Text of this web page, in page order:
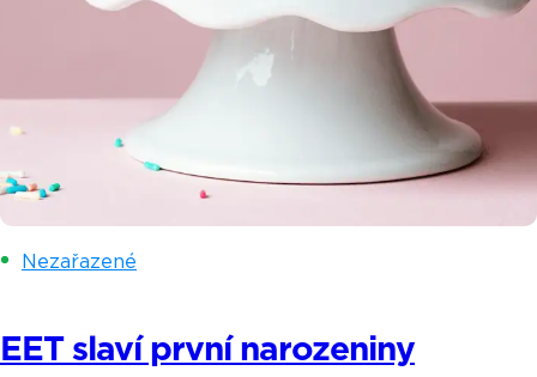
Nezařazené
EET slaví první narozeniny